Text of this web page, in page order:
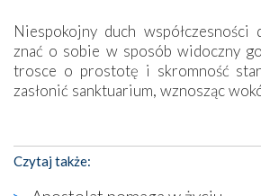
Niespokojny duch
znać o sobie w sposób widoczny
trosce o prostotę i skromność
zasłonić sanktuarium, wznosząc
katolickiego kultu. Tylko co
autentyczną wiarą mogą mieć
kaplice, w których Tabernakulum
skrzynkę na narzędzia? Albo co
Czytaj także: